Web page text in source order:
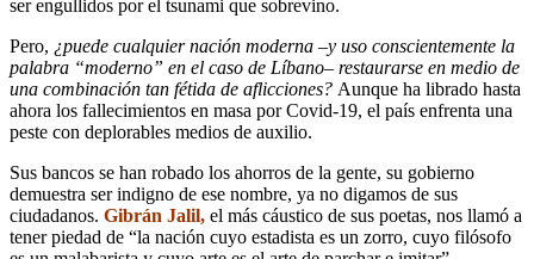
ser engullidos por el tsunami que sobrevino.
Pero, ¿puede cualquier nación moderna –y uso conscientemente la
palabra “moderno” en el caso de Líbano– restaurarse en medio de
una combinación tan fétida de aflicciones? Aunque ha librado hasta
ahora los fallecimientos en masa por Covid-19, el país enfrenta una
peste con deplorables medios de auxilio.
Sus bancos se han robado los ahorros de la gente, su gobierno
demuestra ser indigno de ese nombre, ya no digamos de sus
ciudadanos. Gibrán Jalil, el más cáustico de sus poetas, nos llamó a
tener piedad de “la nación cuyo estadista es un zorro, cuyo filósofo